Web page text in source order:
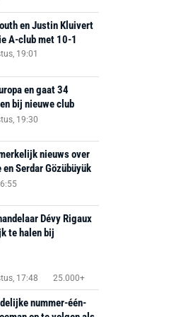
en Justin Kluivert
A-club met 10-1
19:01
en gaat 34
bij nieuwe club
19:30
nieuws over
Serdar Gözübüyük
Dévy Rigaux
te halen bij
17:48 25.000+
nummer-één-